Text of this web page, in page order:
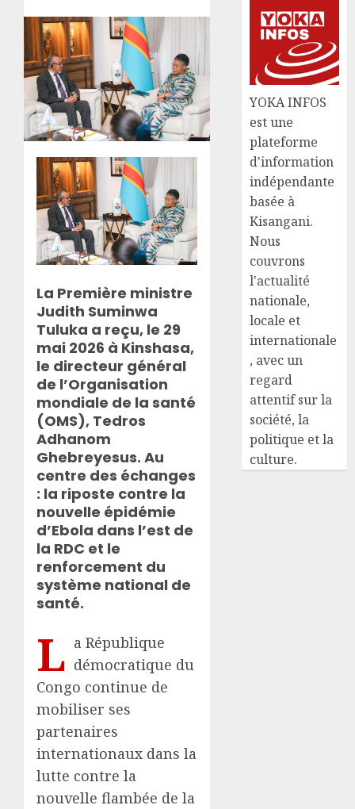
La Première ministre
Judith Suminwa
Tuluka a reçu, le 29
mai 2026 à Kinshasa,
le directeur général
de l’Organisation
mondiale de la santé
(OMS), Tedros
Adhanom
Ghebreyesus. Au
centre des échanges
: la riposte contre la
nouvelle épidémie
d’Ebola dans l’est de
la RDC et le
renforcement du
système national de
santé.
L a République
démocratique du
Congo continue de
mobiliser ses
partenaires
internationaux dans la
lutte contre la
nouvelle flambée de la
YOKA INFOS
est une
plateforme
d'information
indépendante
basée à
Kisangani.
Nous
couvrons
l'actualité
nationale,
locale et
internationale
, avec un
regard
attentif sur la
société, la
politique et la
culture.